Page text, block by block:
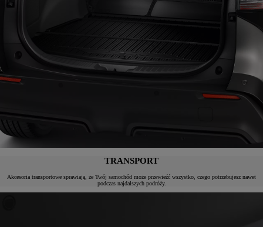
TRANSPORT
Akcesoria transportowe sprawiają, że Twój samochód może przewieźć wszystko, czego potrzebujesz nawet
podczas najdalszych podróży.